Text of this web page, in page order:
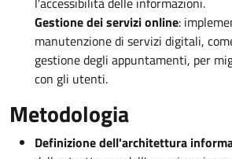
Gestione dei servizi online:
manutenzione di servizi digitali,
gestione degli appuntamenti, per
con gli utenti.
Metodologia
Definizione dell'architettura